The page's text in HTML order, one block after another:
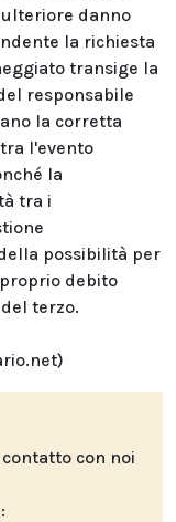
danno
la richiesta
transige la
responsabile
la corretta
l'evento
la
tra i
possibilità per
debito
terzo.
con noi